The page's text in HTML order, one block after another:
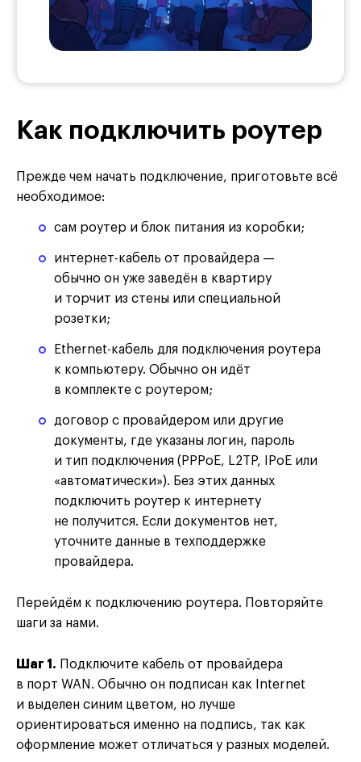
Как подключить роутер
Прежде чем начать подключение, приготовьте всё
необходимое:
сам роутер и блок питания из коробки;
интернет-кабель от провайдера —
обычно он уже заведён в квартиру
и торчит из стены или специальной
розетки;
Ethernet-кабель для подключения роутера
к компьютеру. Обычно он идёт
в комплекте с роутером;
договор с провайдером или другие
документы, где указаны логин, пароль
и тип подключения (PPPoE, L2TP, IPoE или
«автоматически»). Без этих данных
подключить роутер к интернету
не получится. Если документов нет,
уточните данные в техподдержке
провайдера.
Перейдём к подключению роутера. Повторяйте
шаги за нами.
Шаг 1. Подключите кабель от провайдера
в порт WAN. Обычно он подписан как Internet
и выделен синим цветом, но лучше
ориентироваться именно на подпись, так как
оформление может отличаться у разных моделей.